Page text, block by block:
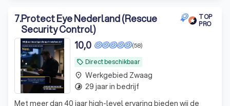
7.Protect Eye Nederland (Rescue
Security Control)
TOP
PRO
local_offer Direct beschikbaar
(58)
10,0
Met meer dan 40 jaar high-level ervaring bieden wij de
place Werkgebied Zwaag
timelapse 29 jaar in bedrijf